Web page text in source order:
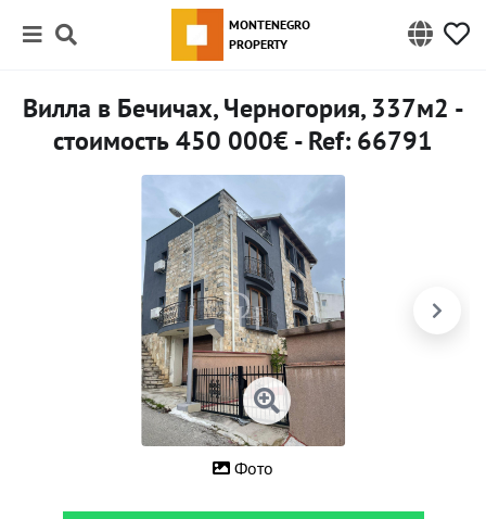
MONTENEGRO
PROPERTY
Вилла в Бечичах, Черногория, 337м2 -
стоимость 450 000€ - Ref: 66791
Фото